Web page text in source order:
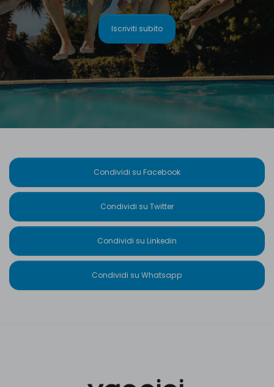
Iscriviti subito
Condividi su Facebook
Condividi su Twitter
Condividi su Linkedin
Condividi su Whatsapp